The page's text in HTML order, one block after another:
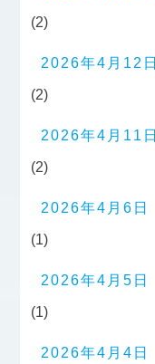
(2)
2026年4月12日
(2)
2026年4月11日
(2)
2026年4月6日
(1)
2026年4月5日
(1)
2026年4月4日